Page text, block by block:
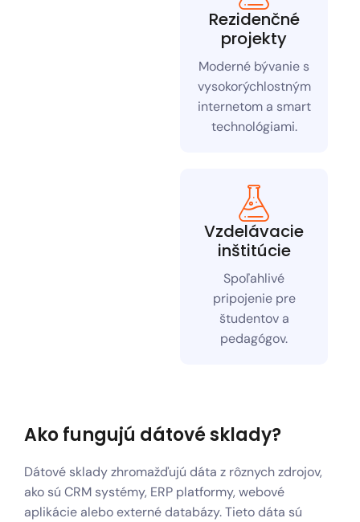
Rezidenčné
projekty
Moderné bývanie s
vysokorýchlostným
internetom a smart
technológiami.
Vzdelávacie
inštitúcie
Spoľahlivé
pripojenie pre
študentov a
pedagógov.
Ako fungujú dátové sklady?
Dátové sklady zhromažďujú dáta z rôznych zdrojov,
ako sú CRM systémy, ERP platformy, webové
aplikácie alebo externé databázy. Tieto dáta sú